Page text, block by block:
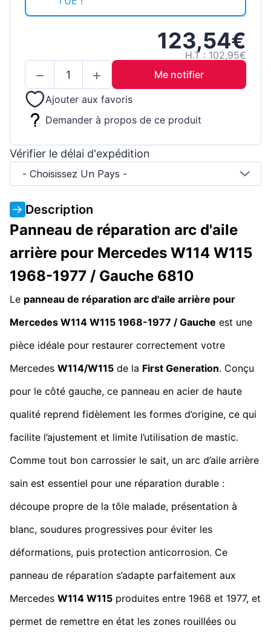
123,54€
H.T : 102,95€
Me notifier
Ajouter aux favoris
Demander à propos de ce produit
Vérifier le délai d'expédition
- Choisissez Un Pays -
Description
Panneau de réparation arc d'aile
arrière pour Mercedes W114 W115
1968-1977 / Gauche 6810
Le panneau de réparation arc d'aile arrière pour
Mercedes W114 W115 1968-1977 / Gauche est une
pièce idéale pour restaurer correctement votre
Mercedes W114/W115 de la First Generation. Conçu
pour le côté gauche, ce panneau en acier de haute
qualité reprend fidèlement les formes d’origine, ce qui
facilite l’ajustement et limite l’utilisation de mastic.
Comme tout bon carrossier le sait, un arc d’aile arrière
sain est essentiel pour une réparation durable :
découpe propre de la tôle malade, présentation à
blanc, soudures progressives pour éviter les
déformations, puis protection anticorrosion. Ce
panneau de réparation s’adapte parfaitement aux
Mercedes W114 W115 produites entre 1968 et 1977, et
permet de remettre en état les zones rouillées ou